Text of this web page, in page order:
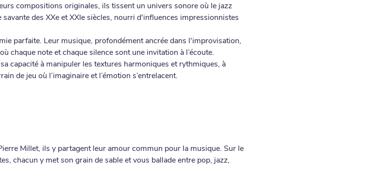
compositions originales, ils tissent un univers sonore où le jazz
des XXe et XXIe siècles, nourri d'influences impressionnistes
parfaite. Leur musique, profondément ancrée dans l'improvisation,
chaque note et chaque silence sont une invitation à l’écoute.
capacité à manipuler les textures harmoniques et rythmiques, à
de jeu où l’imaginaire et l’émotion s’entrelacent.
Millet, ils y partagent leur amour commun pour la musique. Sur le
chacun y met son grain de sable et vous ballade entre pop, jazz,